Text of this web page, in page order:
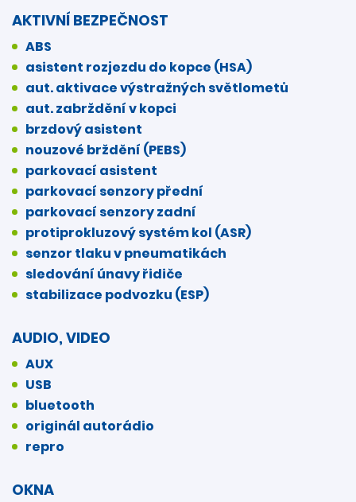
AKTIVNÍ BEZPEČNOST
ABS
asistent rozjezdu do kopce (HSA)
aut. aktivace výstražných světlometů
aut. zabrždění v kopci
brzdový asistent
nouzové brždění (PEBS)
parkovací asistent
parkovací senzory přední
parkovací senzory zadní
protiprokluzový systém kol (ASR)
senzor tlaku v pneumatikách
sledování únavy řidiče
stabilizace podvozku (ESP)
AUDIO, VIDEO
AUX
USB
bluetooth
originál autorádio
repro
OKNA